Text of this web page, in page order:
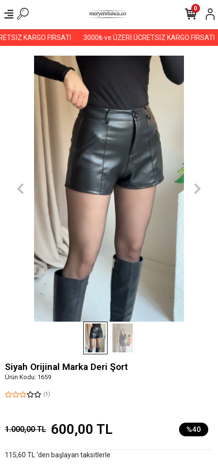
KARGO FIRSATI 3000₺ ve ÜZERİ ÜCRETSİZ KARGO FIRSATI
0
Siyah Orijinal Marka Deri Şort
Ürün Kodu: 1659
(1)
1.000,00 TL 600,00 TL %40
115,60 TL 'den başlayan taksitlerle